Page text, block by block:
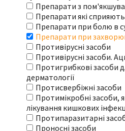
Препарати з
Препарати які
Препарати при болю в
Препарати при
Противірусні засоби
Противірусні засоби.
Протигрибкові засоби
дерматології
Протисвербіжні засоби
Протимікробні засоби,
лікування кишкових
Протипаразитарні
Проносні засоби